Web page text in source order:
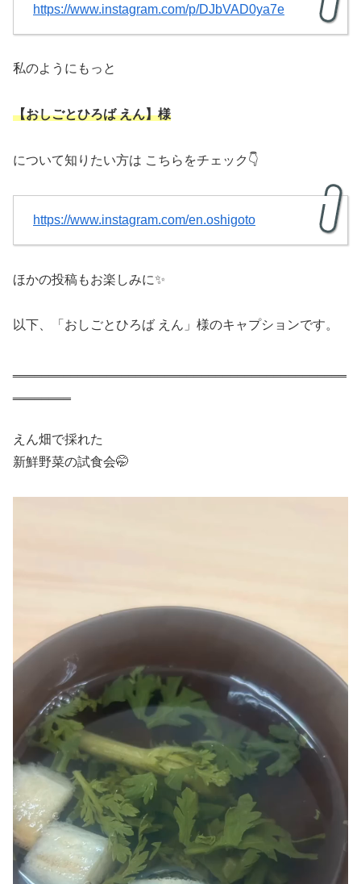
https://www.instagram.com/p/DJbVAD0ya7e
私のようにもっと
【おしごとひろば えん】様
について知りたい方は こちらをチェック👇
https://www.instagram.com/en.oshigoto
ほかの投稿もお楽しみに✨
以下、「おしごとひろば えん」様のキャプションです。
えん畑で採れた
新鮮野菜の試食会🤭